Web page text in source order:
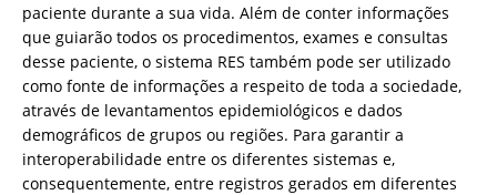
paciente durante a sua vida. Além de conter informações
que guiarão todos os procedimentos, exames e consultas
desse paciente, o sistema RES também pode ser utilizado
como fonte de informações a respeito de toda a sociedade,
através de levantamentos epidemiológicos e dados
demográficos de grupos ou regiões. Para garantir a
interoperabilidade entre os diferentes sistemas e,
consequentemente, entre registros gerados em diferentes